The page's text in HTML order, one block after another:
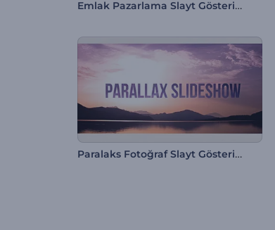
Emlak Pazarlama Slayt Gösterisi
Paralaks Fotoğraf Slayt Gösterisi